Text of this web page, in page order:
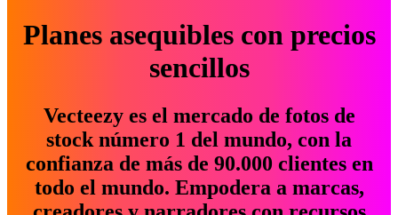
Planes asequibles con precios
sencillos
Vecteezy es el mercado de fotos de
stock número 1 del mundo, con la
confianza de más de 90.000 clientes en
todo el mundo. Empodera a marcas,